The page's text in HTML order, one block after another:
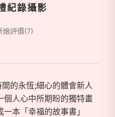
紀錄攝影
娘評價(7)
的永恆;細心的體會新人
個人心中所期盼的獨特畫
本「幸福的故事書」